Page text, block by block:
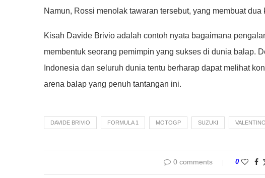
Namun, Rossi menolak tawaran tersebut, yang membuat
Kisah Davide Brivio adalah contoh nyata bagaimana
membentuk seorang pemimpin yang sukses di dunia balap.
Indonesia dan seluruh dunia tentu berharap dapat melihat
arena balap yang penuh tantangan ini.
DAVIDE BRIVIO FORMULA 1 MOTOGP SUZUKI
0 comments 0